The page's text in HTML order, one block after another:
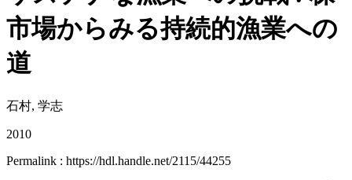
市場からみる持続的漁業への
道
石村, 学志
2010
Permalink : https://hdl.handle.net/2115/44255